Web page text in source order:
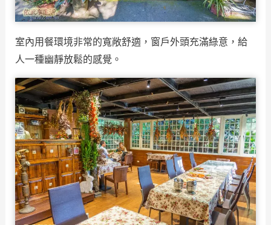
室內用餐環境非常的寬敞舒適，窗戶外頭充滿綠意，給
人一種幽靜放鬆的感覺。